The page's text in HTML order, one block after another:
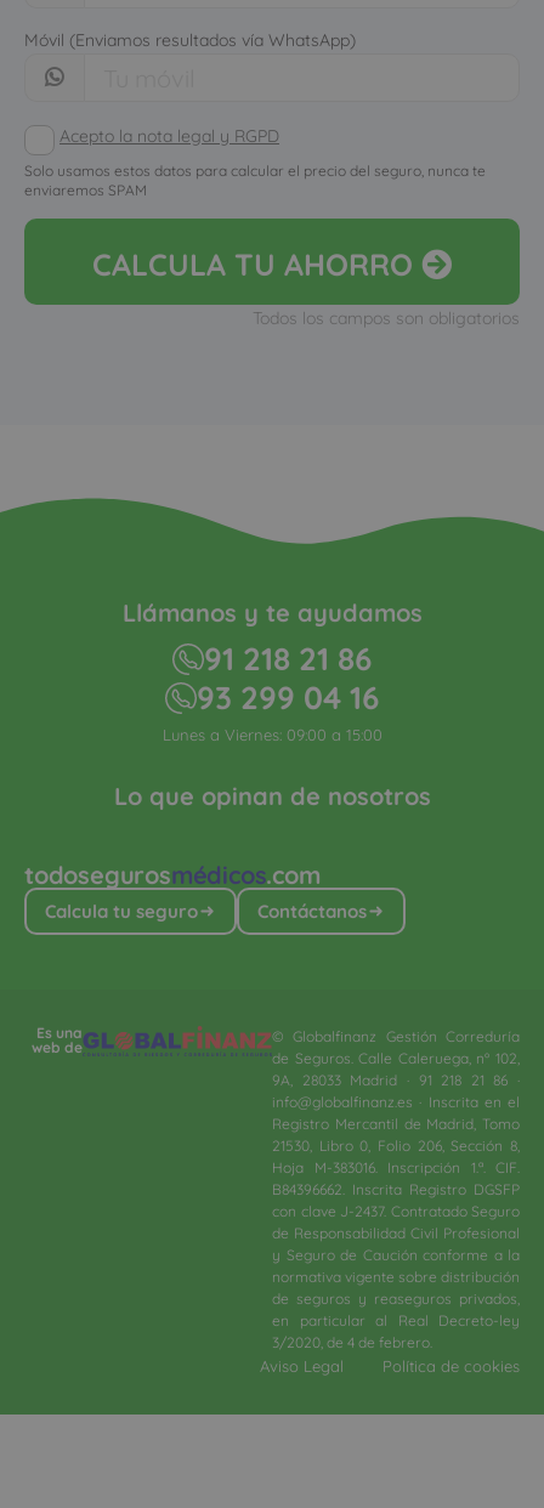
Móvil (Enviamos resultados vía WhatsApp)
Acepto la nota legal y RGPD
Solo usamos estos datos para calcular el precio del seguro, nunca te
enviaremos SPAM
CALCULA TU AHORRO
Todos los campos son obligatorios
todosegurosmédicos.com
Calcula tu seguro Contáctanos
Lo que opinan de nosotros
Llámanos y te ayudamos
91 218 21 86
93 299 04 16
Lunes a Viernes: 09:00 a 15:00
Es una
web de
© Globalfinanz Gestión Correduría
de Seguros. Calle Caleruega, nº 102,
9A, 28033 Madrid · 91 218 21 86 ·
info@globalfinanz.es · Inscrita en el
Registro Mercantil de Madrid, Tomo
21530, Libro 0, Folio 206, Sección 8,
Hoja M-383016. Inscripción 1.ª. CIF.
B84396662. Inscrita Registro DGSFP
con clave J-2437. Contratado Seguro
de Responsabilidad Civil Profesional
y Seguro de Caución conforme a la
normativa vigente sobre distribución
de seguros y reaseguros privados,
en particular al Real Decreto-ley
3/2020, de 4 de febrero.​
Aviso Legal Política de cookies